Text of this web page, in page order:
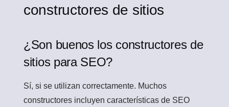
constructores de sitios
¿Son buenos los constructores de
sitios para SEO?
Sí, si se utilizan correctamente. Muchos
constructores incluyen características de SEO